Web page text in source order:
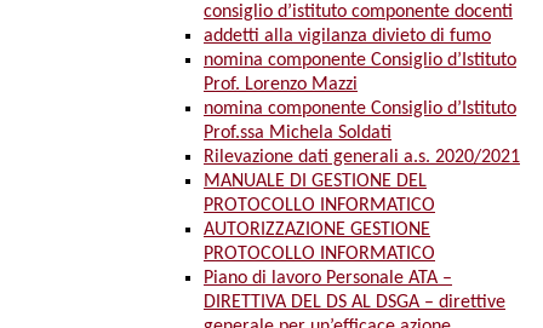
consiglio d’istituto componente docenti
addetti alla vigilanza divieto di fumo
nomina componente Consiglio d’Istituto
Prof. Lorenzo Mazzi
nomina componente Consiglio d’Istituto
Prof.ssa Michela Soldati
Rilevazione dati generali a.s. 2020/2021
MANUALE DI GESTIONE DEL
PROTOCOLLO INFORMATICO
AUTORIZZAZIONE GESTIONE
PROTOCOLLO INFORMATICO
Piano di lavoro Personale ATA –
DIRETTIVA DEL DS AL DSGA – direttive